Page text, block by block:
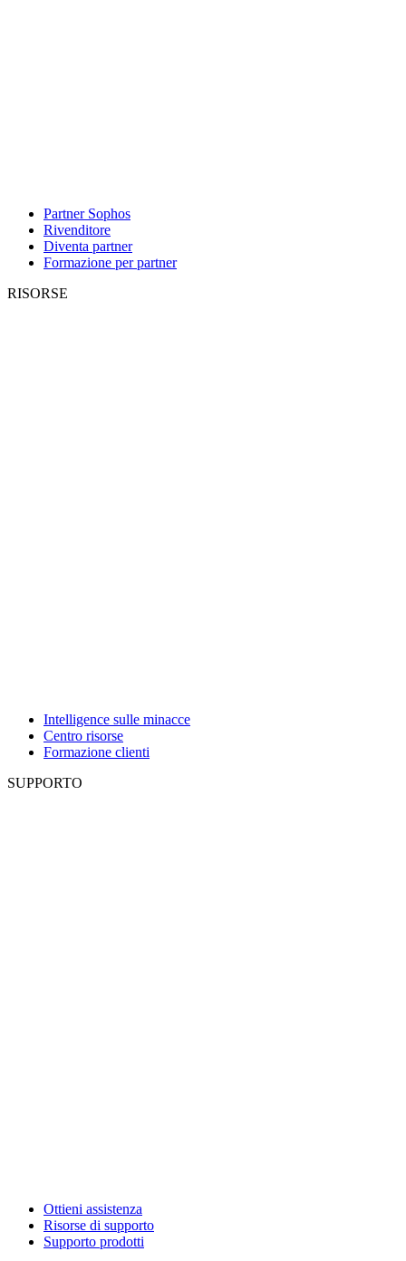
Partner Sophos
Rivenditore
Diventa partner
Formazione per partner
RISORSE
Intelligence sulle minacce
Centro risorse
Formazione clienti
SUPPORTO
Ottieni assistenza
Risorse di supporto
Supporto prodotti